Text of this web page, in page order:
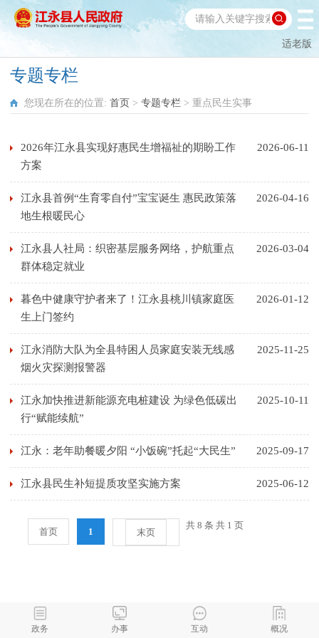
适老版
专题专栏
您现在所在的位置: 首页 > 专题专栏 > 重点民生实事
2026-06-11
2026年江永县实现好惠民生增福祉的期盼工作
方案
2026-04-16
江永县首例“生育零自付”宝宝诞生 惠民政策落
地生根暖民心
2026-03-04
江永县人社局：织密基层服务网络，护航重点
群体稳定就业
2026-01-12
暮色中健康守护者来了！江永县桃川镇家庭医
生上门签约
2025-11-25
江永消防大队为全县特困人员家庭安装无线感
烟火灾探测报警器
2025-10-11
江永加快推进新能源充电桩建设 为绿色低碳出
行“赋能续航”
2025-09-17
江永：老年助餐暖夕阳 “小饭碗”托起“大民生”
2025-06-12
江永县民生补短提质攻坚实施方案
首页 1 末页
共 8 条 共 1 页
政务 办事 互动 概况